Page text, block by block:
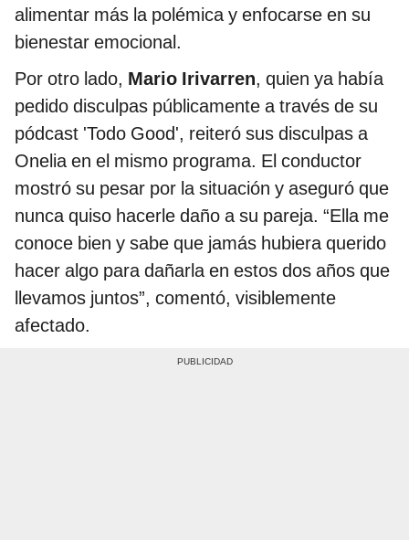
alimentar más la polémica y enfocarse en su
bienestar emocional.
Por otro lado, Mario Irivarren, quien ya había
pedido disculpas públicamente a través de su
pódcast 'Todo Good', reiteró sus disculpas a
Onelia en el mismo programa. El conductor
mostró su pesar por la situación y aseguró que
nunca quiso hacerle daño a su pareja. “Ella me
conoce bien y sabe que jamás hubiera querido
hacer algo para dañarla en estos dos años que
llevamos juntos”, comentó, visiblemente
afectado.